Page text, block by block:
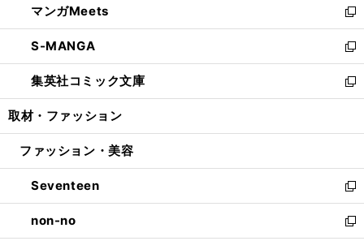
く
で
開
く
ド
ウ
で
開
く
ィ
ン
ド
ウ
で
開
い
ウ
ィ
ン
ド
ウ
開
マンガMeets
新
し
い
ウ
ィ
ン
ウ
開
く
S-MANGA
新
し
い
ウ
ン
ウ
で
開
く
集英社コミック文庫
新
し
ウ
ン
ド
ウ
で
開
取材・ファッション
ファッション・美容
Seventeen
新
し
い
non-no
新